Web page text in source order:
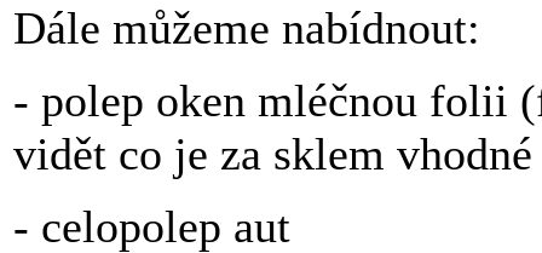
Dále můžeme nabídnout:
- polep oken mléčnou folii
vidět co je za sklem
- celopolep aut